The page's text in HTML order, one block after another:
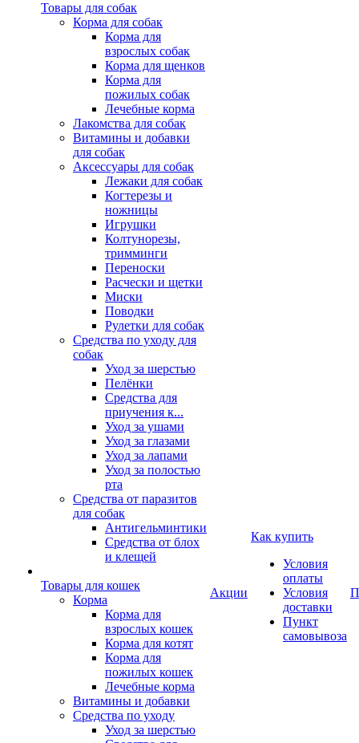
Товары для собак
Корма для собак
Корма для
взрослых собак
Корма для щенков
Корма для
пожилых собак
Лечебные корма
Лакомства для собак
Витамины и добавки
для собак
Аксессуары для собак
Лежаки для собак
Когтерезы и
ножницы
Игрушки
Колтунорезы,
тримминги
Переноски
Расчески и щетки
Миски
Поводки
Рулетки для собак
Средства по уходу для
собак
Уход за шерстью
Пелёнки
Средства для
приучения к...
Уход за ушами
Уход за глазами
Уход за лапами
Уход за полостью
рта
Средства от паразитов
для собак
Антигельминтики
Средства от блох
и клещей
Товары для кошек
Корма
Корма для
взрослых кошек
Корма для котят
Корма для
пожилых кошек
Лечебные корма
Витамины и добавки
Средства по уходу
Уход за шерстью
Акции
Как купить
Условия
оплаты
Условия
доставки
Пункт
самовывоза